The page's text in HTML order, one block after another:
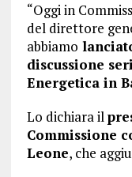
“Oggi in
del direttore
abbiamo
discussione
Energetica in
Lo dichiara il
Commissione
Leone, che